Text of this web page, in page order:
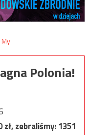
Polonia!
zł, zebraliśmy:1351